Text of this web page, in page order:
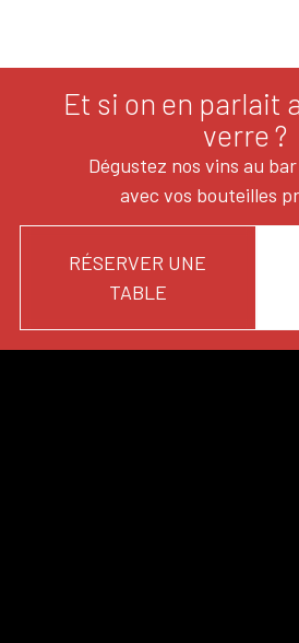
Et si on en parlait
verre ?
Dégustez nos vins au
avec vos bouteilles
RÉSERVER UNE
TABLE